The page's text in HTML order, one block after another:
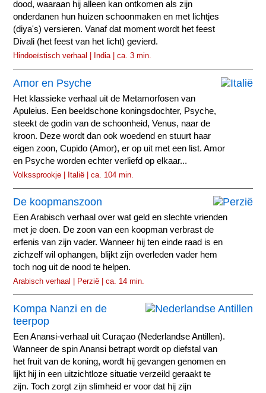
dood, waaraan hij alleen kan ontkomen als zijn
onderdanen hun huizen schoonmaken en met lichtjes
(diya's) versieren. Vanaf dat moment wordt het feest
Divali (het feest van het licht) gevierd.
Hindoeïstisch verhaal | India | ca. 3 min.
Amor en Psyche
Het klassieke verhaal uit de Metamorfosen van
Apuleius. Een beeldschone koningsdochter, Psyche,
steekt de godin van de schoonheid, Venus, naar de
kroon. Deze wordt dan ook woedend en stuurt haar
eigen zoon, Cupido (Amor), er op uit met een list. Amor
en Psyche worden echter verliefd op elkaar...
Volkssprookje | Italië | ca. 104 min.
De koopmanszoon
Een Arabisch verhaal over wat geld en slechte vrienden
met je doen. De zoon van een koopman verbrast de
erfenis van zijn vader. Wanneer hij ten einde raad is en
zichzelf wil ophangen, blijkt zijn overleden vader hem
toch nog uit de nood te helpen.
Arabisch verhaal | Perzië | ca. 14 min.
Kompa Nanzi en de
teerpop
Een Anansi-verhaal uit Curaçao (Nederlandse Antillen).
Wanneer de spin Anansi betrapt wordt op diefstal van
het fruit van de koning, wordt hij gevangen genomen en
lijkt hij in een uitzichtloze situatie verzeild geraakt te
zijn. Toch zorgt zijn slimheid er voor dat hij zijn